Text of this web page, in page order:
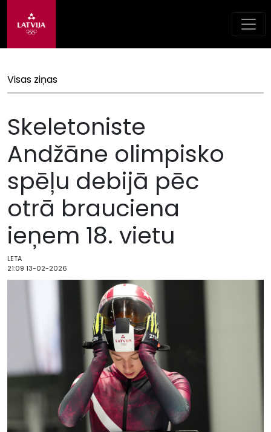
Visas ziņas
Skeletoniste
Andžāne olimpisko
spēļu debijā pēc
otrā brauciena
ieņem 18. vietu
LETA
21:09 13-02-2026